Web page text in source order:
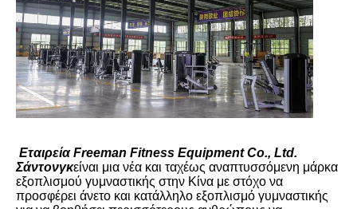
Εταιρεία Freeman Fitness Equipment Co., Ltd.
Σάντονγκείναι μια νέα και ταχέως αναπτυσσόμενη μάρκα
εξοπλισμού γυμναστικής στην Κίνα με στόχο να
προσφέρει άνετο και κατάλληλο εξοπλισμό γυμναστικής